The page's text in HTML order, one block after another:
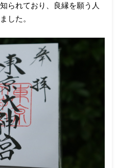
られており、良縁を願う人
した。